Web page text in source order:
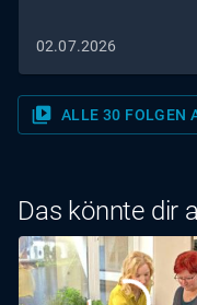
02.07.2026
video_library ALLE 30 FOLGEN
Das könnte dir